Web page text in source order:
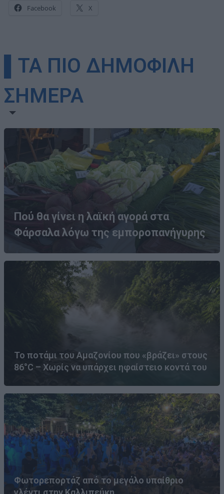
Facebook X
▌ΤΑ ΠΙΟ ΔΗΜΟΦΙΛΗ
ΣΗΜΕΡΑ
Πού θα γίνει η λαϊκή αγορά στα
Φάρσαλα λόγω της εμποροπανήγυρης
Το ποτάμι του Αμαζονίου που «βράζει» στους
86°C – Χωρίς να υπάρχει ηφαίστειο κοντά του
Φωτορεπορτάζ από το μεγάλο υπαίθριο